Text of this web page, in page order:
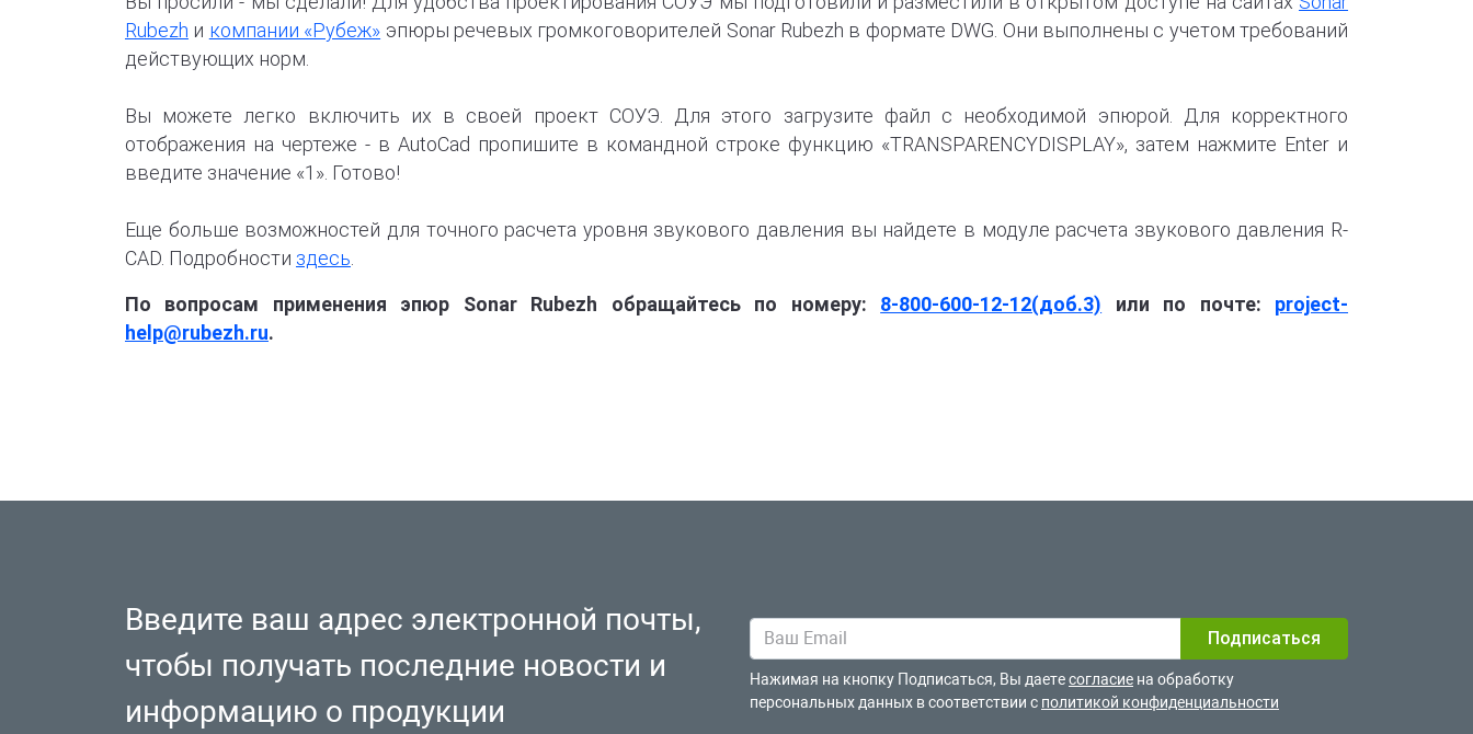
Rubezh и компании «Рубеж» эпюры речевых громкоговорителей Sonar Rubezh в формате DWG. Они выполнены с учетом требований
действующих норм.
Вы можете легко включить их в своей
проект СОУЭ. Для этого загрузите файл с необходимой эпюрой. Для корректного
отображения на чертеже - в AutoCad пропишите в командной строке функцию «TRANSPARENCYDISPLAY», затем нажмите Enter и
введите значение «1». Готово!
Еще больше возможностей для точного расчета уровня звукового давления вы найдете в модуле расчета звукового давления R-
CAD. Подробности здесь
По вопросам применения эпюр Sonar Rubezh обращайтесь по номеру: 8-800-600-12-12(доб.3) или по почте: project-
help@rubezh.ru.
Введите ваш адрес электронной почты,
чтобы получать последние новости и
информацию о продукции
Нажимая на кнопку Подписаться, Вы даетесогласие на обработку
персональных данных в соответствии с политикой конфиденциальности